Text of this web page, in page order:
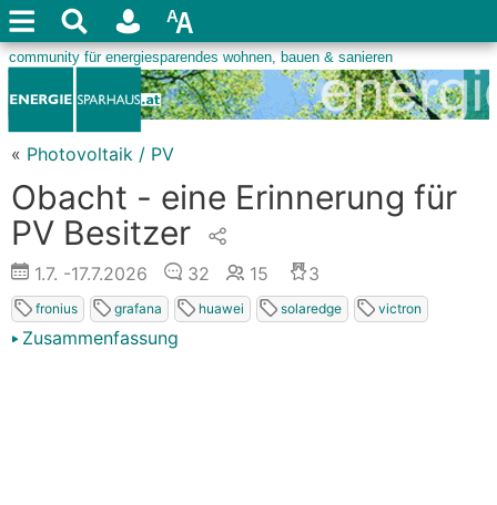
« Photovoltaik / PV
Obacht - eine Erinnerung für
PV Besitzer
1.7. -17.7.2026 32 15 3
fronius grafana huawei solaredge victron
Zusammenfassung